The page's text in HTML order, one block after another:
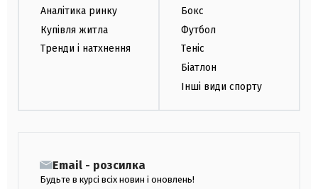
Аналітика ринку
Купівля житла
Тренди і натхнення
Бокс
Футбол
Теніс
Біатлон
Інші види спорту
Email - розсилка
Будьте в курсі всіх новин і оновлень!